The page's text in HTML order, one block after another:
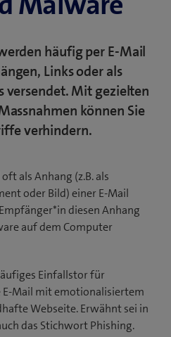
häufig per E-Mail
Links oder als
versendet. Mit gezielten
können Sie
verhindern.
als Anhang (z.B. als
oder Bild) einer E-Mail
diesen Anhang
auf dem Computer
Einfallstor für
E-Mail mit emotionalisiertem
Webseite. Erwähnt sei in
das Stichwort Phishing.